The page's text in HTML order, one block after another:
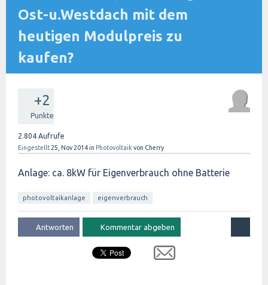
Ost-u.Westdach mit dem
heutigen Modulpreis zu
kaufen?
+2
Punkte
2.804 Aufrufe
Eingestellt 25, Nov 2014in Photovoltaik von Cherry
Anlage: ca. 8kW für Eigenverbrauch ohne Batterie
photovoltaikanlage eigenverbrauch